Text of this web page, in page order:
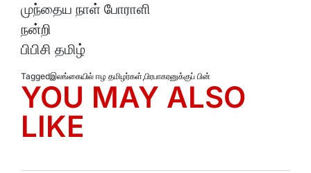
முந்தைய நாள் போராளி
நன்றி
பிபிசி தமிழ்
Taggedஇலங்கையில் ஈழ தமிழர்கள்,பிரபாகரனுக்குப் பின்
YOU MAY ALSO
LIKE